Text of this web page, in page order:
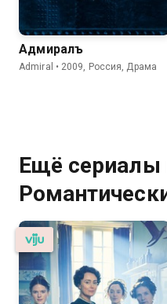
Адмиралъ
Admiral • 2009, Россия, Драма
Ещё сериалы